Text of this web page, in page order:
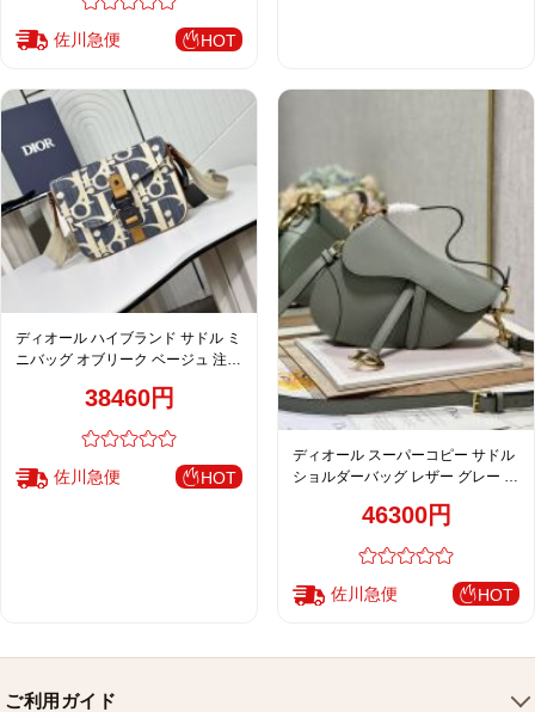
佐川急便 HOT
ディオール ハイブランド サドル ミ
ニバッグ オブリーク ベージュ 注目
38460円
佐川急便 HOT
ディオール スーパーコピー サドル
ショルダーバッグ レザー グレー レ
46300円
佐川急便 HOT
ご利用ガイド